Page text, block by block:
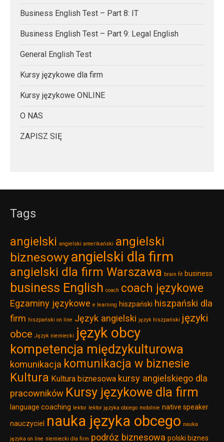
Business English Test – Part 8: IT
Business English Test – Part 9: Legal English
General English Test
Kursy językowe dla firm
Kursy językowe ONLINE
O NAS
ZAPISZ SIĘ
Tags
angielski angielski amerikański angielski
biznesowyangielski dla firm
angielski dla firm Warszawa brain fit business
business English coach coach językowe
Egzaminy językowe e learning hiszpański hiszpański dla
firm hiszpański on line Język angielski język hiszpański języki
obce Język niemiecki język obcy
kompetencja międzykulturowa
komunikacja komunikacja w biznesie
Kultura Kultura biznesowa kursy angielskiego dla
pracowników Kursy językowe dla firm
language coaching lektor lektor języka obcego mobilnie native speaker
nauczyciel nauka języka obcego nauka
języka on line niemiecki dla firm podróz biznesowa polski biznes